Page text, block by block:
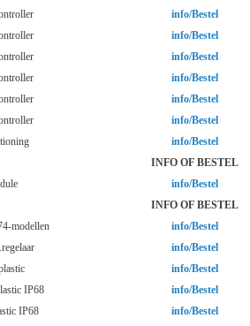
info/Bestel
info/Bestel
info/Bestel
info/Bestel
info/Bestel
info/Bestel
info/Bestel
INFO OF BESTEL
info/Bestel
INFO OF BESTEL
modellen
info/Bestel
info/Bestel
info/Bestel
IP68
info/Bestel
IP68
info/Bestel